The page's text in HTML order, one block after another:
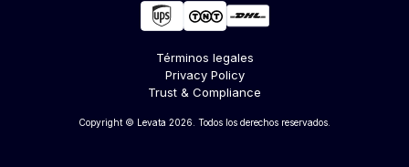
Términos legales
Privacy Policy
Trust & Compliance
Copyright © Levata 2026. Todos los derechos reservados.